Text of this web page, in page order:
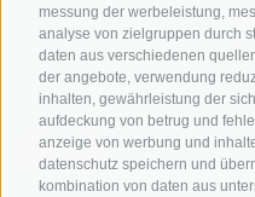
messung der werbeleistung,
analyse von zielgruppen durch
daten aus verschiedenen
der angebote, verwendung
inhalten, gewährleistung der
aufdeckung von betrug und
anzeige von werbung und
datenschutz speichern und
kombination von daten aus